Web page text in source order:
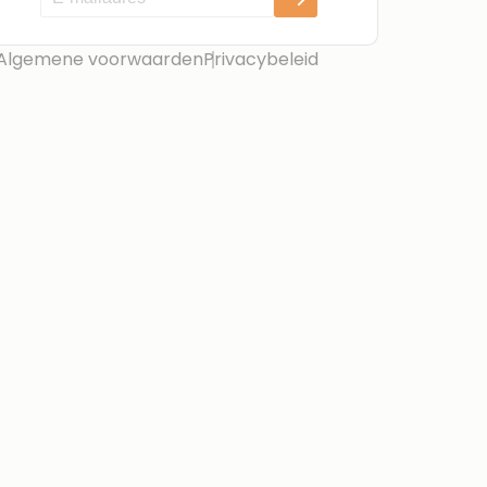
voorwaardenPrivacybeleid